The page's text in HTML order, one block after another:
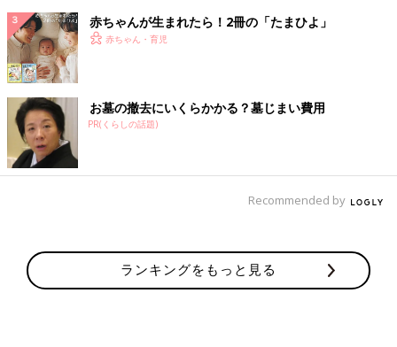
よ。でも親しくなると攻撃が強まり、メンタルやられるので気を
つけてください」
「私の友人に同じタイプの人がいました。わざと相手を怒らせる
ことを言って、どこまで許容してくれるか測るんだそうです。
自分の存在価値を確かめるのが目的で、相手を傷つける意図はな
いからフォローメールを送るのでしょう。
投稿主さんが『大丈夫』と、許容しているようなメールを送るか
ら、どんどんハードルを上げているのだと思います。
赤ちゃんが生まれたら！2冊の「たまひよ」
赤ちゃん・育児
お墓の撤去にいくらかかる？墓じまい費用
PR(くらしの話題)
Recommended by
ランキングをもっと見る